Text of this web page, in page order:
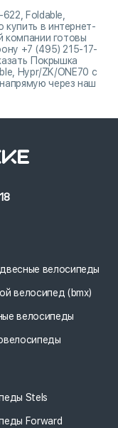
Foldable,
в интернет-
компании готовы
+7 (495) 215-17-
Покрышка
Hypr/ZK/ONE70 с
через наш
велосипеды
велосипед (bmx)
велосипеды
Stels
Forward